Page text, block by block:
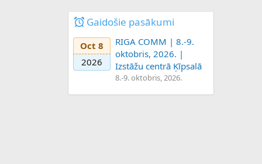
Gaidošie pasākumi
Oct 8
2026
RIGA COMM | 8.-9.
oktobris, 2026. |
Izstāžu centrā Ķīpsalā
8.-9. oktobris, 2026.